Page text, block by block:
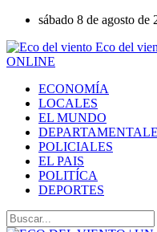
sábado 8 de agosto de
Eco del
ONLINE
ECONOMÍA
LOCALES
EL MUNDO
POLICIALES
EL PAIS
POLITÍCA
DEPORTES